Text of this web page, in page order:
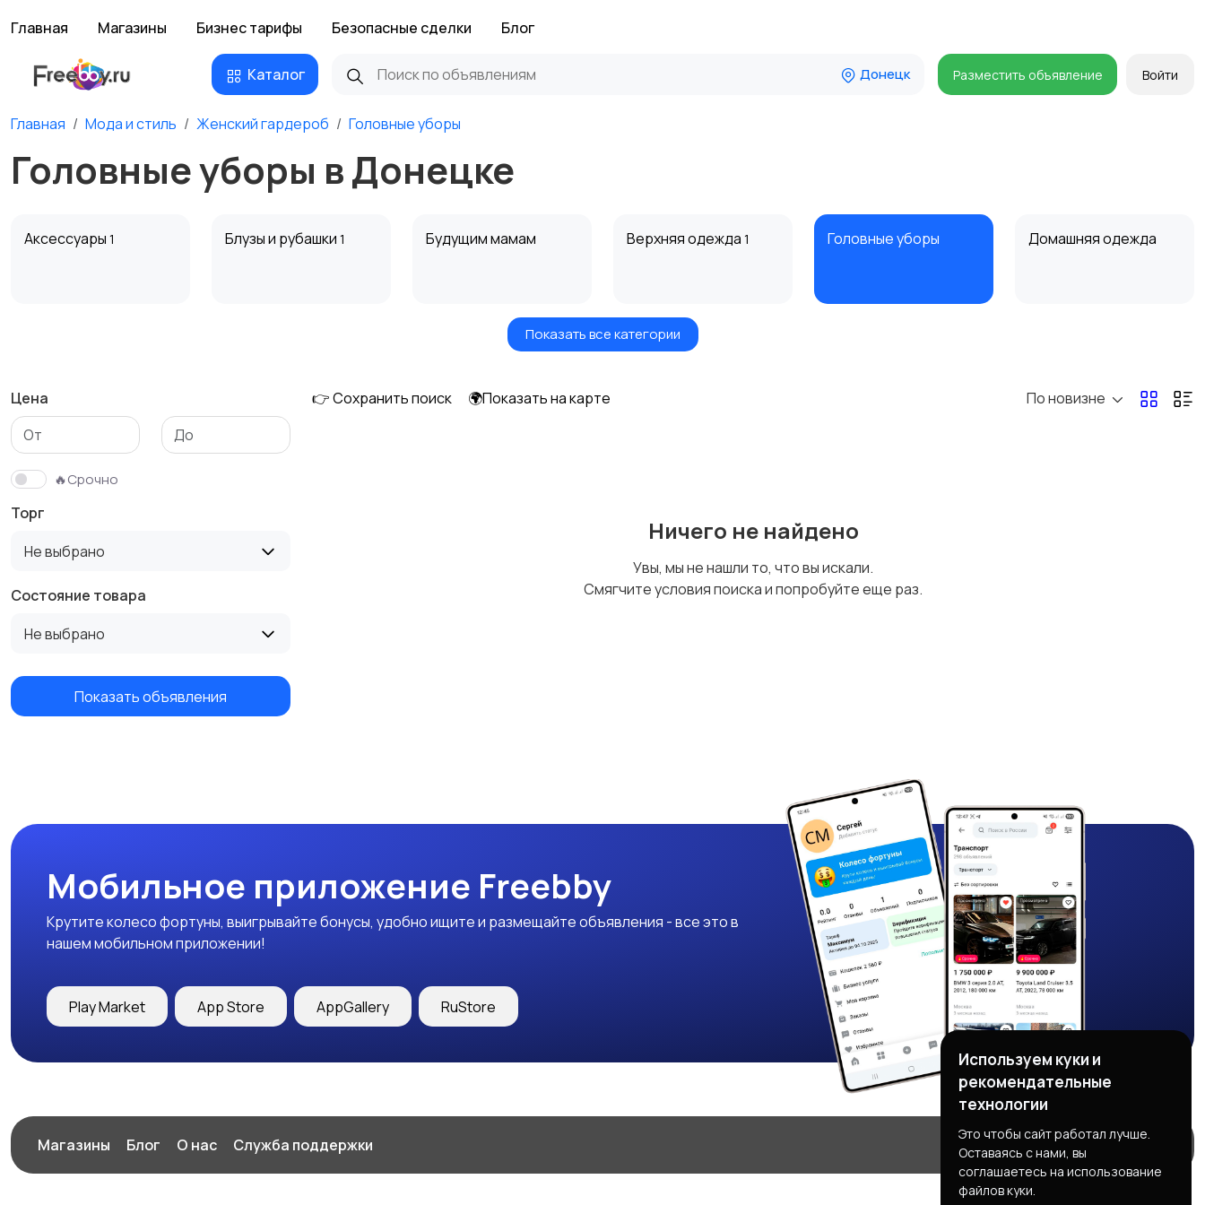
Главная Магазины Бизнес тарифы Безопасные сделки Блог
Каталог Донецк Разместить объявление Войти
Главная Мода и стиль Женский гардероб Головные уборы
Головные уборы в Донецке
Аксессуары 1 Блузы и рубашки 1 Будущим мамам Верхняя одежда 1 Головные уборы Домашняя одежда
Нижнее белье Обувь6
Трикотаж Спортивная одежда
Показать все категории
Цена
🔥Срочно
Торг
Не выбрано
Состояние товара
Не выбрано
Показать объявления
👉 Сохранить поиск 🌍Показать на карте По новизне
Ничего не найдено
Увы, мы не нашли то, что вы искали.
Смягчите условия поиска и попробуйте еще раз.
Мобильное приложение Freebby
Крутите колесо фортуны, выигрывайте бонусы, удобно ищите и размещайте объявления - все это в
нашем мобильном приложении!
Play Market App Store AppGallery RuStore
Магазины Блог О нас Служба поддержки
Используем куки и
рекомендательные
технологии
Это чтобы сайт работал лучше.
Оставаясь с нами, вы
соглашаетесь на использование
файлов куки.